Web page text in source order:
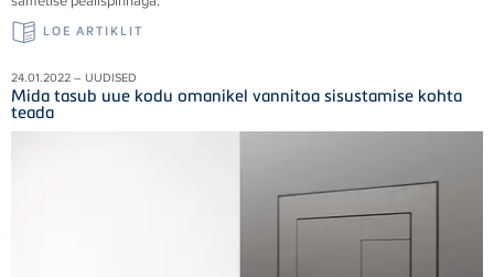
LOE ARTIKLIT
24.01.2022 – UUDISED
Mida tasub uue kodu omanikel vannitoa sisustamise kohta
teada